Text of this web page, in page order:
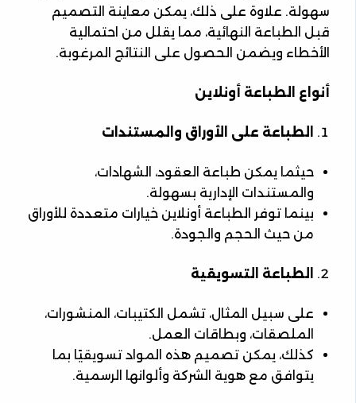
سهولة. علاوة على ذلك، يمكن معاينة التصميم
قبل الطباعة النهائية، مما يقلل من احتمالية
الأخطاء ويضمن الحصول على النتائج المرغوبة.
أنواع الطباعة أونلاين
الطباعة على الأوراق والمستندات
حيثما يمكن طباعة العقود، الشهادات،
والمستندات الإدارية بسهولة.
بينما توفر الطباعة أونلاين خيارات متعددة للأوراق
من حيث الحجم والجودة.
الطباعة التسويقية
على سبيل المثال، تشمل الكتيبات، المنشورات،
الملصقات، وبطاقات العمل.
كذلك، يمكن تصميم هذه المواد تسويقيًا بما
يتوافق مع هوية الشركة وألوانها الرسمية.